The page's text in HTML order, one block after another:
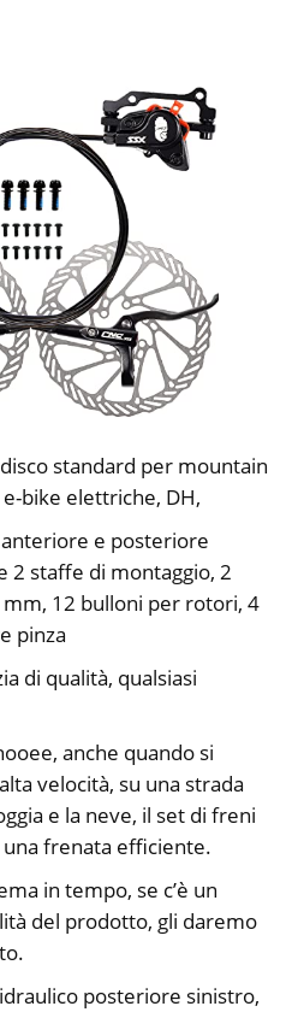
standard per mountain
bike elettriche, DH,
e posteriore
2 staffe di montaggio, 2
12 bulloni per rotori, 4
pinza
di qualità, qualsiasi
anche quando si
velocità, su una strada
e la neve, il set di freni
frenata efficiente.
in tempo, se c’è un
del prodotto, gli daremo
posteriore sinistro,